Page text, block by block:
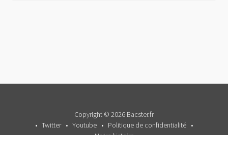
Copyright © 2026 Bacster.fr
Twitter
Youtube
Politique de confidentialité
Notre histoire